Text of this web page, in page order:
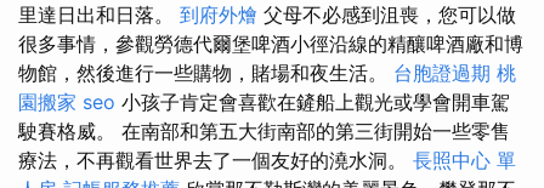
里達日出和日落。 到府外燴 父母不必感到沮喪，您可以做
很多事情，參觀勞德代爾堡啤酒小徑沿線的精釀啤酒廠和博
物館，然後進行一些購物，賭場和夜生活。 台胞證過期 桃
園搬家 seo 小孩子肯定會喜歡在鏟船上觀光或學會開車駕
駛賽格威。 在南部和第五大街南部的第三街開始一些零售
療法，不再觀看世界去了一個友好的澆水洞。 長照中心 單